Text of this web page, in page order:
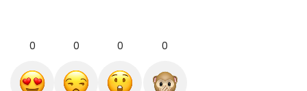
0 0 0 0